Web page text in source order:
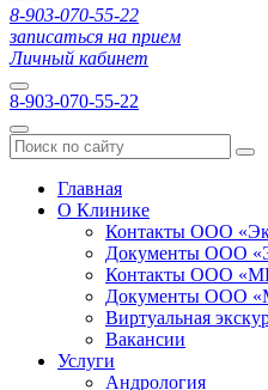
8-903-070-55-22
записаться на прием
Личный кабинет
8-903-070-55-22
Главная
О Клинике
Контакты ООО
Документы ООО
Контакты ООО
Документы ООО
Виртуальная
Вакансии
Услуги
Андрология